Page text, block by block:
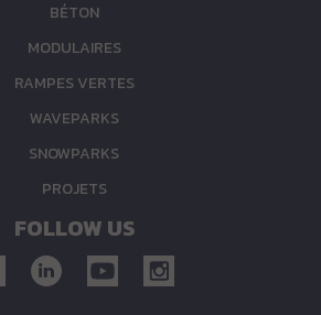
BÉTON
MODULAIRES
RAMPES VERTES
WAVEPARKS
SNOWPARKS
PROJETS
FOLLOW US